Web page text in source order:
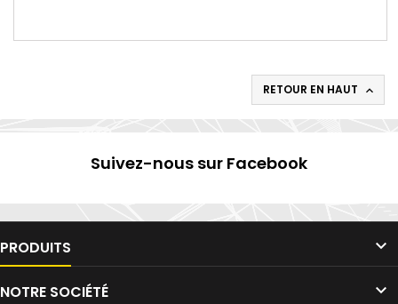
RETOUR EN HAUT 
Suivez-nous sur Facebook
PRODUITS 
NOTRE SOCIÉTÉ 